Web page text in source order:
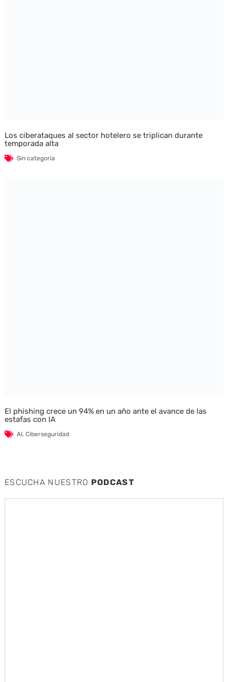
Los ciberataques al sector hotelero se triplican durante
temporada alta
Sin categoría
El phishing crece un 94% en un año ante el avance de las
estafas con IA
AI, Ciberseguridad
ESCUCHA NUESTRO PODCAST